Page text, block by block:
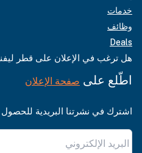
خدمات
وظائف
Deals
هل ترغب في الإعلان على قطر
اطّلع على صفحة الإعلان
اشترك في نشرتنا البريدية